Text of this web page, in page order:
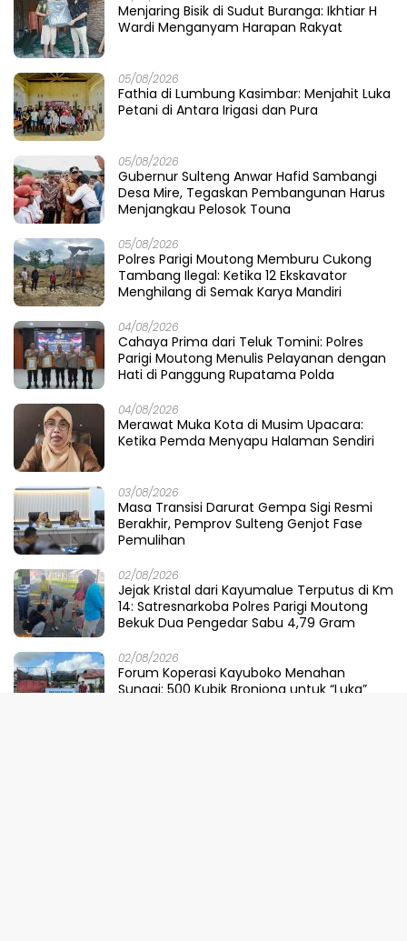
Menjaring Bisik di Sudut Buranga: Ikhtiar H
Wardi Menganyam Harapan Rakyat
05/08/2026
Fathia di Lumbung Kasimbar: Menjahit Luka
Petani di Antara Irigasi dan Pura
05/08/2026
Gubernur Sulteng Anwar Hafid Sambangi
Desa Mire, Tegaskan Pembangunan Harus
Menjangkau Pelosok Touna
05/08/2026
Polres Parigi Moutong Memburu Cukong
Tambang Ilegal: Ketika 12 Ekskavator
Menghilang di Semak Karya Mandiri
04/08/2026
Cahaya Prima dari Teluk Tomini: Polres
Parigi Moutong Menulis Pelayanan dengan
Hati di Panggung Rupatama Polda
04/08/2026
Merawat Muka Kota di Musim Upacara:
Ketika Pemda Menyapu Halaman Sendiri
03/08/2026
Masa Transisi Darurat Gempa Sigi Resmi
Berakhir, Pemprov Sulteng Genjot Fase
Pemulihan
02/08/2026
Jejak Kristal dari Kayumalue Terputus di Km
14: Satresnarkoba Polres Parigi Moutong
Bekuk Dua Pengedar Sabu 4,79 Gram
02/08/2026
Forum Koperasi Kayuboko Menahan
Sungai: 500 Kubik Bronjong untuk “Luka”